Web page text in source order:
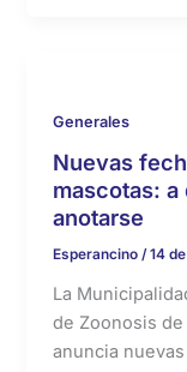
Generales
Nuevas
mascotas:
anotarse
Esperancino/14
La
de Zoonosis
anuncia